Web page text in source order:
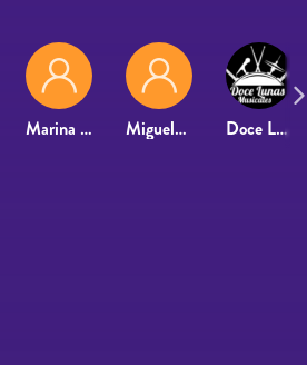
Marina Garcia Rodriguez MiguelZorro Doce Lunas Musicales